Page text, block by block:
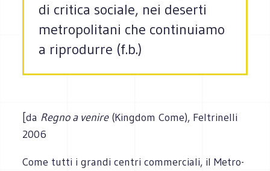
di critica sociale, nei deserti
metropolitani che continuiamo
a riprodurre (f.b.)
[da Regno a venire(Kingdom Come), Feltrinelli
2006
Come tutti i grandi centri commerciali, il Metro-